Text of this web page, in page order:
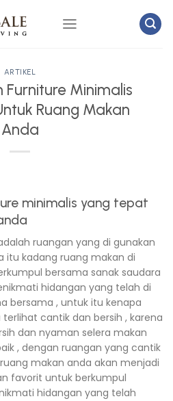
ARTIKEL
Furniture Minimalis
Ruang Makan
Anda
minimalis yang tepat
ruangan yang di gunakan
itu kadang ruang makan di
bersama sanak saudara
hidangan yang telah di
bersama , untuk itu kenapa
cantik dan bersih , karena
dan nyaman selera makan
, dengan ruangan yang cantik
makan anda akan menjadi
favorit untuk berkumpul
hidangan yang telah